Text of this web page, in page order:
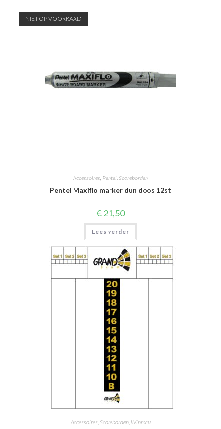
NIET OP VOORRAAD
Accessoires Pentel Scoreborden
Pentel Maxiflo marker dun doos 12st
€21,50
Lees verder
Accessoires, Scoreborden, Winmau